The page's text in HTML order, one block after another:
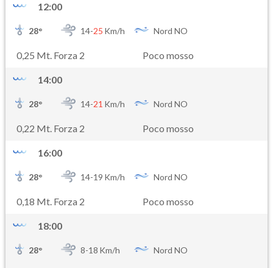
12:00
28° 14-25 Km/h Nord NO
0,25 Mt. Forza 2 Poco mosso
14:00
28° 14-21 Km/h Nord NO
0,22 Mt. Forza 2 Poco mosso
16:00
28° 14-19 Km/h Nord NO
0,18 Mt. Forza 2 Poco mosso
18:00
28° 8-18 Km/h Nord NO